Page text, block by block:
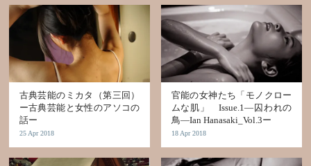
古典芸能のミカタ（第三回）
ー古典芸能と女性のアソコの
話ー
25 Apr 2018
官能の女神たち「モノクロー
ムな肌」 Issue.1―囚われの
鳥―Ian Hanasaki_Vol.3ー
18 Apr 2018